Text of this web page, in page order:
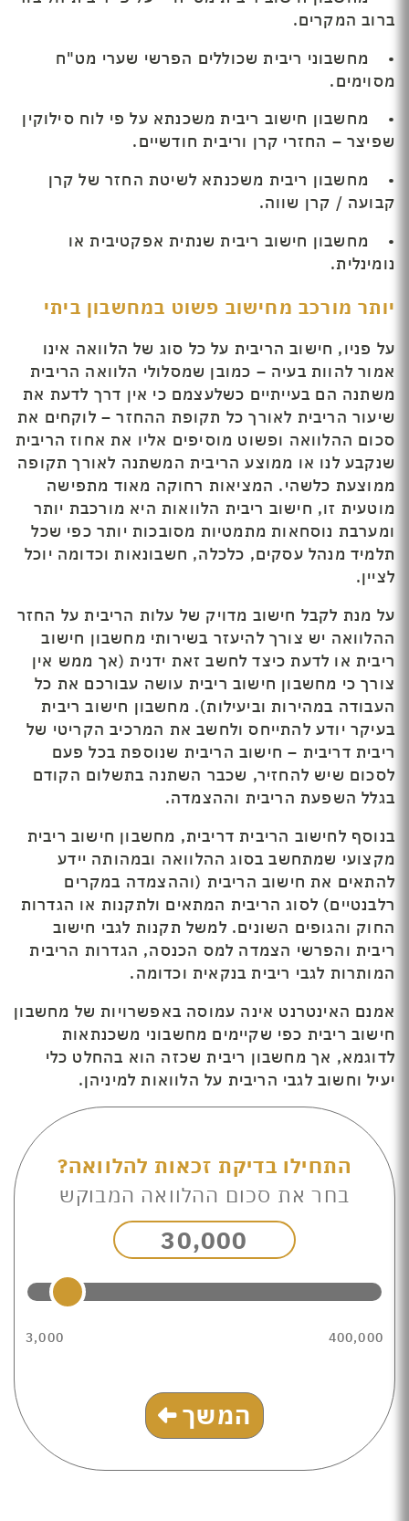
ברוב המקרים.
• מחשבוני ריבית שכוללים הפרשי שערי מט"ח
מסוימים.
• מחשבון חישוב ריבית משכנתא על פי לוח סילוקין
שפיצר – החזרי קרן וריבית חודשיים.
• מחשבון ריבית משכנתא לשיטת החזר של קרן
קבועה / קרן שווה.
• מחשבון חישוב ריבית שנתית אפקטיבית או
נומינלית.
יותר מורכב מחישוב פשוט במחשבון ביתי
על פניו, חישוב הריבית על כל סוג של הלוואה אינו
אמור להוות בעיה – כמובן שמסלולי הלוואה הריבית
משתנה הם בעייתיים כשלעצמם כי אין דרך לדעת את
שיעור הריבית לאורך כל תקופת ההחזר – לוקחים את
סכום ההלוואה ופשוט מוסיפים אליו את אחוז הריבית
שנקבע לנו או ממוצע הריבית המשתנה לאורך תקופה
ממוצעת כלשהי. המציאות רחוקה מאוד מתפישה
מוטעית זו, חישוב ריבית הלוואות היא מורכבת יותר
ומערבת נוסחאות מתמטיות מסובכות יותר כפי שכל
תלמיד מנהל עסקים, כלכלה, חשבונאות וכדומה יוכל
לציין.
על מנת לקבל חישוב מדויק של עלות הריבית על החזר
ההלוואה יש צורך להיעזר בשירותי מחשבון חישוב
ריבית או לדעת כיצד לחשב זאת ידנית (אך ממש אין
צורך כי מחשבון חישוב ריבית עושה עבורכם את כל
העבודה במהירות וביעילות). מחשבון חישוב ריבית
בעיקר יודע להתייחס ולחשב את המרכיב הקריטי של
ריבית דריבית – חישוב הריבית שנוספת בכל פעם
לסכום שיש להחזיר, שכבר השתנה בתשלום הקודם
בגלל השפעת הריבית וההצמדה.
בנוסף לחישוב הריבית דריבית, מחשבון חישוב ריבית
מקצועי שמתחשב בסוג ההלוואה ובמהותה יידע
להתאים את חישוב הריבית (וההצמדה במקרים
רלבנטיים) לסוג הריבית המתאים ולתקנות או הגדרות
החוק והגופים השונים. למשל תקנות לגבי חישוב
ריבית והפרשי הצמדה למס הכנסה, הגדרות הריבית
המותרות לגבי ריבית בנקאית וכדומה.
אמנם האינטרנט אינה עמוסה באפשרויות של מחשבון
חישוב ריבית כפי שקיימים מחשבוני משכנתאות
לדוגמא, אך מחשבון ריבית שכזה הוא בהחלט כלי
יעיל וחשוב לגבי הריבית על הלוואות למיניהן.
התחילו בדיקת זכאות להלוואה?
בחר את סכום ההלוואה המבוקש
30,000
3,000 400,000
המשך